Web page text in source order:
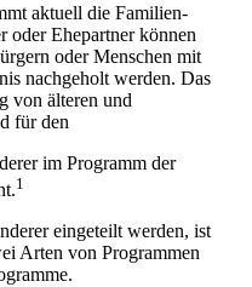
aktuell die Familien-
oder Ehepartner können
oder Menschen mit
nachgeholt werden. Das
von älteren und
für den
im Programm der
1
eingeteilt werden, ist
Arten von Programmen